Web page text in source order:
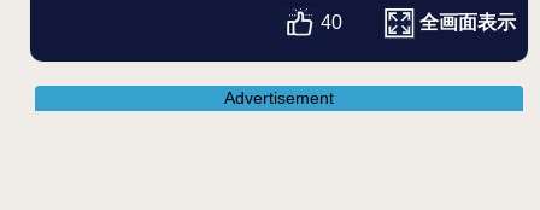
40 全画面表示
Advertisement